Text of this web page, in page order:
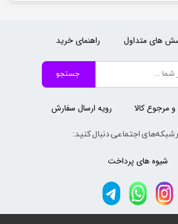
جستجو
شبکه‌های اجتماعی دنبال کنید:
رویه ارسال سفارش
راهنمای خرید
شیوه های پرداخت
های متداول
مرجوع کالا